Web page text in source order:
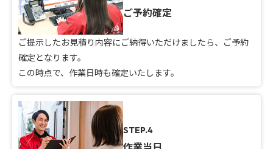
ご予約確定
ご提示したお見積り内容にご納得いただけましたら、ご予約
確定となります。
この時点で、作業日時も確定いたします。
STEP.4